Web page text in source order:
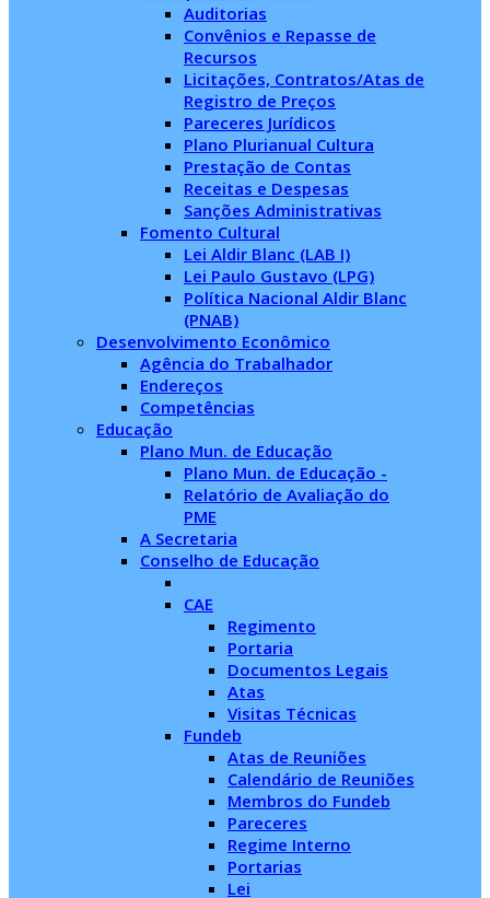
Auditorias
Convênios e Repasse de
Recursos
Licitações, Contratos/Atas de
Registro de Preços
Pareceres Jurídicos
Plano Plurianual Cultura
Prestação de Contas
Receitas e Despesas
Sanções Administrativas
Fomento Cultural
Lei Aldir Blanc (LAB I)
Lei Paulo Gustavo (LPG)
Política Nacional Aldir Blanc
(PNAB)
Desenvolvimento Econômico
Agência do Trabalhador
Endereços
Competências
Educação
Plano Mun. de Educação
Plano Mun. de Educação -
Relatório de Avaliação do
PME
A Secretaria
Conselho de Educação
CAE
Regimento
Portaria
Documentos Legais
Atas
Visitas Técnicas
Fundeb
Atas de Reuniões
Calendário de Reuniões
Membros do Fundeb
Pareceres
Regime Interno
Portarias
Lei